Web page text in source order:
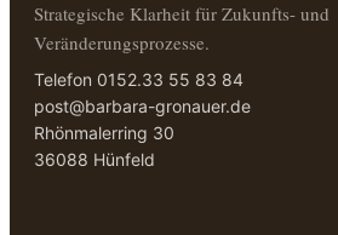
Strategische Klarheit für Zukunfts- und
Veränderungsprozesse.
Telefon 0152.33 55 83 84
post@barbara-gronauer.de
Rhönmalerring 30
36088 Hünfeld